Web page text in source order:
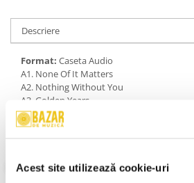
Acest site utilizează cookie-uri
Descriere
Format: Caseta Audio
A1. None Of It Matters
A2. Nothing Without You
A3. Golden Years
A4. Open Skies
A5. The Answer
B3. Give A Little Bit